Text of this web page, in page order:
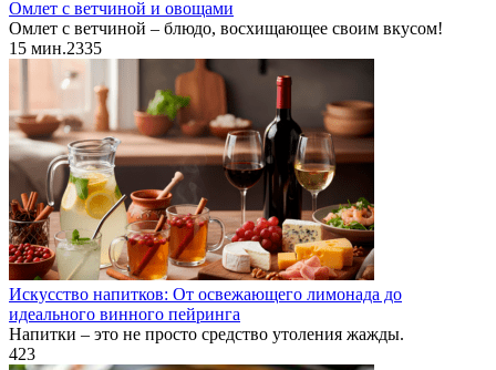
Омлет с ветчиной и овощами
Омлет с ветчиной – блюдо, восхищающее своим вкусом!
15 мин.2335
Искусство напитков: От освежающего лимонада до
идеального винного пейринга
Напитки – это не просто средство утоления жажды.
423